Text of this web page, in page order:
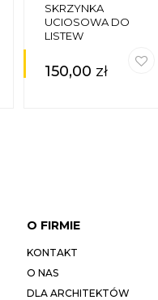
SKRZYNKA
UCIOSOWA DO
LISTEW
WYSOKA
150,00 zł
O FIRMIE
KONTAKT
O NAS
DLA ARCHITEKTÓW